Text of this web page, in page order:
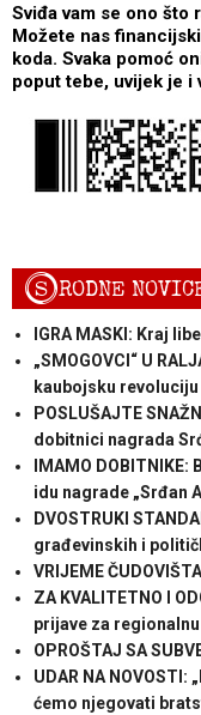
Sviđa vam se ono što
Možete nas
koda. Svaka pomoć
poput tebe, uvijek je i
SRODNE
IGRA MASKI: Kraj
„SMOGOVCI“ U
kaubojsku revoluciju
POSLUŠAJTE
dobitnici nagrada
IMAMO
idu nagrade „Srđan
DVOSTRUKI
građevinskih i
VRIJEME
ZA KVALITETNO I
prijave za
OPROŠTAJ SA
UDAR NA
ćemo njegovati